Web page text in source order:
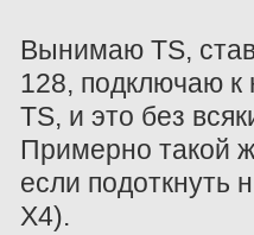
Вынимаю TS,
128, подключаю к
TS, и это без
Примерно такой
если подоткнуть
X4).